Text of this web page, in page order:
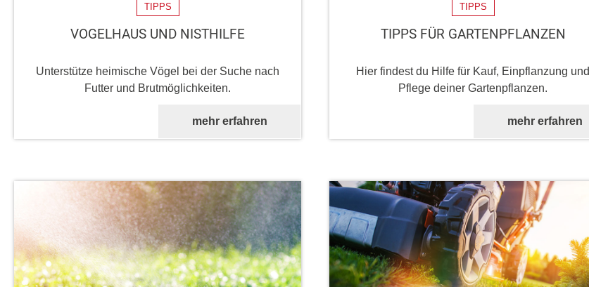
TIPPS
VOGELHAUS UND NISTHILFE
Unterstütze heimische Vögel bei der Suche nach
Futter und Brutmöglichkeiten.
mehr erfahren
TIPPS
TIPPS FÜR GARTENPFLANZEN
Hier findest du Hilfe für Kauf, Einpflanzung und
Pflege deiner Gartenpflanzen.
mehr erfahren